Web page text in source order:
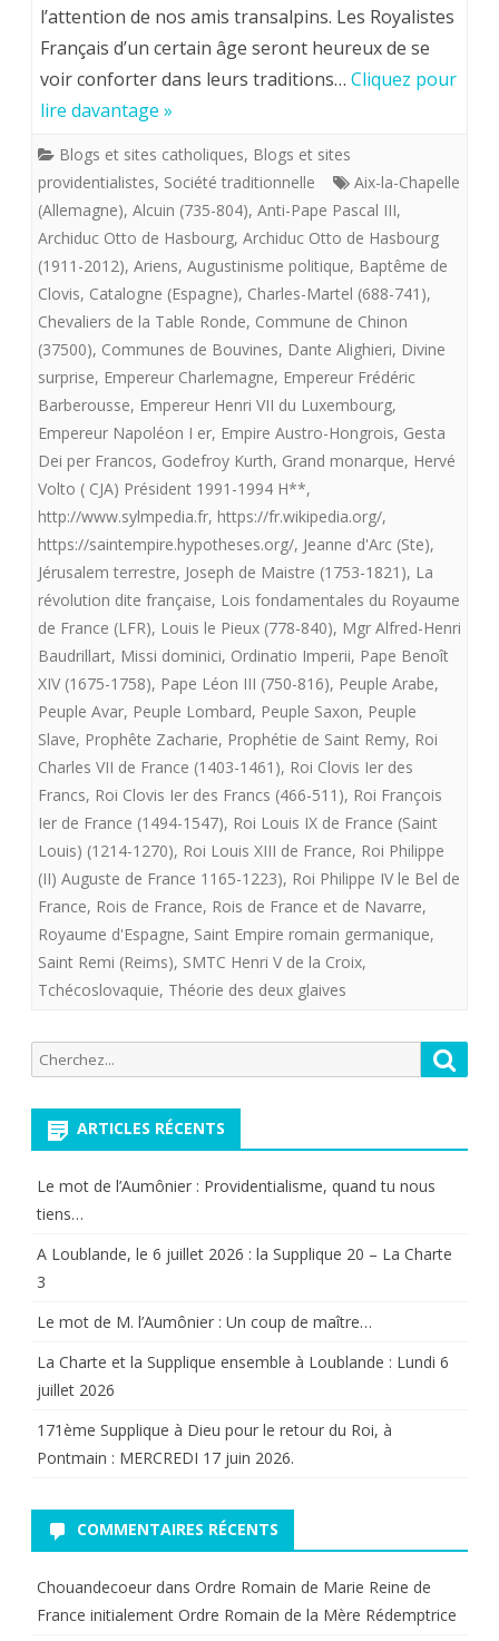
DU
SAINT
EMPIRE,
ROYALE
FRANCAISE
l’attention de nos amis transalpins. Les Royalistes
Français d’un certain âge seront heureux de se
voir conforter dans leurs traditions… Cliquez pour
lire davantage »
Blogs et sites catholiques, Blogs et sites
providentialistes, Société traditionnelle
Aix-la-Chapelle
(Allemagne), Alcuin (735-804), Anti-Pape Pascal III,
Archiduc Otto de Hasbourg, Archiduc Otto de Hasbourg
(1911-2012), Ariens, Augustinisme politique, Baptême de
Clovis, Catalogne (Espagne), Charles-Martel (688-741),
Chevaliers de la Table Ronde, Commune de Chinon
(37500), Communes de Bouvines, Dante Alighieri, Divine
surprise, Empereur Charlemagne, Empereur Frédéric
Barberousse, Empereur Henri VII du Luxembourg,
Empereur Napoléon I er, Empire Austro-Hongrois, Gesta
Dei per Francos, Godefroy Kurth, Grand monarque, Hervé
Volto ( CJA) Président 1991-1994 H**,
http://www.sylmpedia.fr, https://fr.wikipedia.org/,
https://saintempire.hypotheses.org/, Jeanne d'Arc (Ste),
Jérusalem terrestre, Joseph de Maistre (1753-1821), La
révolution dite française, Lois fondamentales du Royaume
de France (LFR), Louis le Pieux (778-840), Mgr Alfred-Henri
Baudrillart, Missi dominici, Ordinatio Imperii, Pape Benoît
XIV (1675-1758), Pape Léon III (750-816), Peuple Arabe,
Peuple Avar, Peuple Lombard, Peuple Saxon, Peuple
Slave, Prophête Zacharie, Prophétie de Saint Remy, Roi
Charles VII de France (1403-1461), Roi Clovis Ier des
Francs, Roi Clovis Ier des Francs (466-511), Roi François
Ier de France (1494-1547), Roi Louis IX de France (Saint
Louis) (1214-1270), Roi Louis XIII de France, Roi Philippe
(II) Auguste de France 1165-1223), Roi Philippe IV le Bel de
France, Rois de France, Rois de France et de Navarre,
Royaume d'Espagne, Saint Empire romain germanique,
Saint Remi (Reims), SMTC Henri V de la Croix,
Tchécoslovaquie, Théorie des deux glaives
Recherche
pour:
ARTICLES RÉCENTS
Le mot de l’Aumônier : Providentialisme, quand tu nous
tiens…
A Loublande, le 6 juillet 2026 : la Supplique 20 – La Charte
3
Le mot de M. l’Aumônier : Un coup de maître…
La Charte et la Supplique ensemble à Loublande : Lundi 6
juillet 2026
171ème Supplique à Dieu pour le retour du Roi, à
Pontmain : MERCREDI 17 juin 2026.
COMMENTAIRES RÉCENTS
Chouandecoeur dans Ordre Romain de Marie Reine de
France initialement Ordre Romain de la Mère Rédemptrice